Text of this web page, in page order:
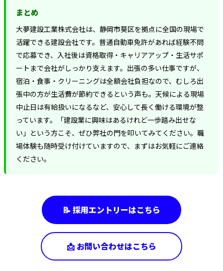
まとめ
大夢建設工業株式会社は、静岡市葵区を拠点に全国の現場で
活躍できる建設会社です。普通自動車免許があれば経験不問
で応募でき、入社後は資格取得・キャリアアップ・生活サポ
ートまで会社がしっかり支えます。出張の多い仕事ですが、
宿泊・食事・クリーニングは全額会社負担なので、むしろ出
張中の方が生活費が節約できるという声も。天候による現場
中止日は有給扱いになるなど、安心して長く働ける環境が整
っています。「建設業に興味はあるけれど一歩踏み出せな
い」という方こそ、ぜひ弊社の門を叩いてみてください。職
場体験も随時受け付けていますので、まずはお気軽にご連絡
ください。
📝 採用エントリーはこちら
📩 お問い合わせはこちら